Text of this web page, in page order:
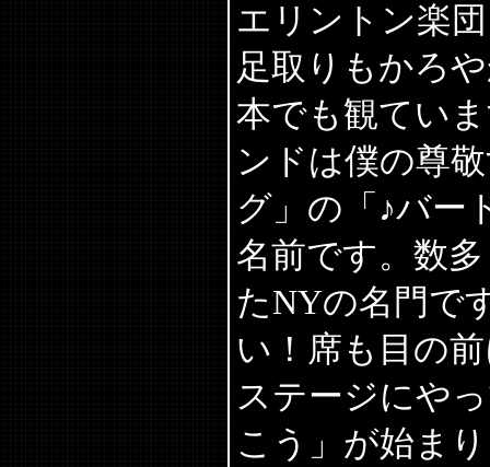
エリントン楽
足取りもかろ
本でも観てい
ンドは僕の尊
グ」の「♪バー
名前です。数
たNYの名門で
い！席も目の
ステージにや
こう」が始ま